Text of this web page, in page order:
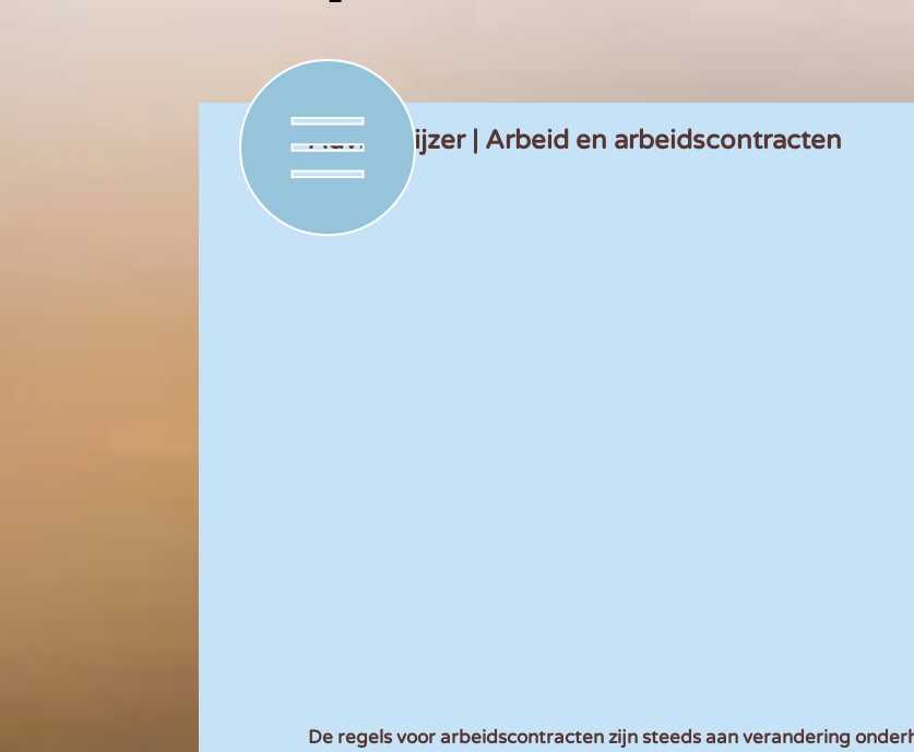
Advieswijzer | Arbeid en arbeidscontracten
De regels voor arbeidscontracten zijn steeds aan verandering